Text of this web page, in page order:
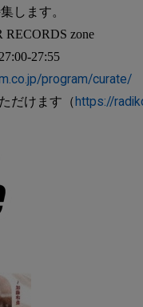
します。
RECORDS zone
27:55
program/curate/
だけます（ https://